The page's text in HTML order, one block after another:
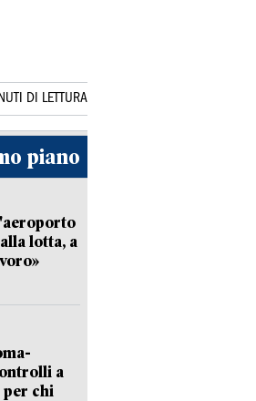
DI LETTURA
piano
lotta, a
a
chi